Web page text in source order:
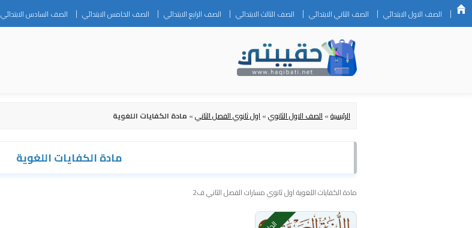
Skip
to
الصف الاول الابتدائي الصف الثاني الابتدائي الصف الثالث الابتدائي الصف الرابع الابتدائي الصف الخامس الابتدائي الصف السادس الابتدائي
الرئيسية»الصف الاول الثانوي»اول ثانوي الفصل الثاني» مادة الكفايات اللغوية
مادة الكفايات اللغوية
مادة الكفايات اللغوية اول ثانوي مسارات الفصل الثاني ف2